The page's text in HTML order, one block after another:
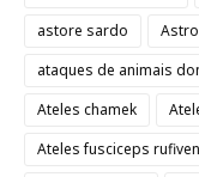
astore sardo
ataques de animais
Ateles chamek
Ateles fusciceps